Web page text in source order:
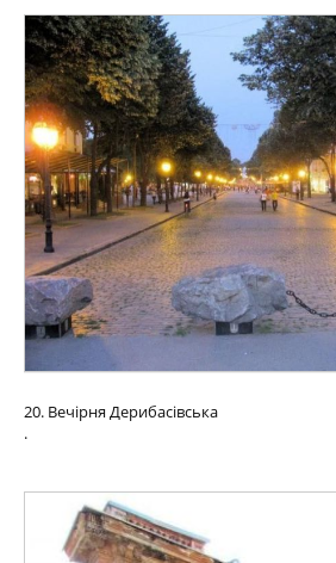
20. Вечірня Дерибасівська
.